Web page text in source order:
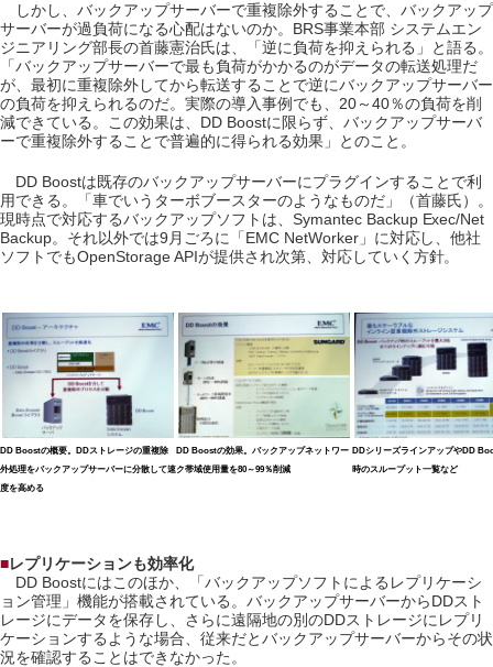
しかし、バックアップサーバーで重複除外することで、バックアップ
サーバーが過負荷になる心配はないのか。BRS事業本部 システムエン
ジニアリング部長の首藤憲治氏は、「逆に負荷を抑えられる」と語る。
「バックアップサーバーで最も負荷がかかるのがデータの転送処理だ
が、最初に重複除外してから転送することで逆にバックアップサーバー
の負荷を抑えられるのだ。実際の導入事例でも、20～40％の負荷を削
減できている。この効果は、DD Boostに限らず、バックアップサーバ
ーで重複除外することで普遍的に得られる効果」とのこと。
DD Boostは既存のバックアップサーバーにプラグインすることで利
用できる。「車でいうターボブースターのようなものだ」（首藤氏）。
現時点で対応するバックアップソフトは、Symantec Backup Exec/Net
Backup。それ以外では9月ごろに「EMC NetWorker」に対応し、他社
ソフトでもOpenStorage APIが提供され次第、対応していく方針。
DD Boostの概要。DDストレージの重複除
外処理をバックアップサーバーに分散して速
度を高める
DD Boostの効果。バックアップネットワー
ク帯域使用量を80～99％削減
DDシリーズラインアップやDD
時のスループット一覧など
■レプリケーションも効率化
DD Boostにはこのほか、「バックアップソフトによるレプリケーシ
ョン管理」機能が搭載されている。バックアップサーバーからDDスト
レージにデータを保存し、さらに遠隔地の別のDDストレージにレプリ
ケーションするような場合、従来だとバックアップサーバーからその状
況を確認することはできなかった。